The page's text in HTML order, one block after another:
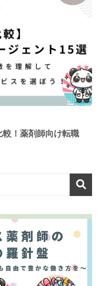
較！薬剤師向け転職